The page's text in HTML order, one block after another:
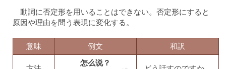
動詞に否定形を用いることはできない。否定形にすると
原因や理由を問う表現に変化する。
意味 例文 和訳
怎么说？